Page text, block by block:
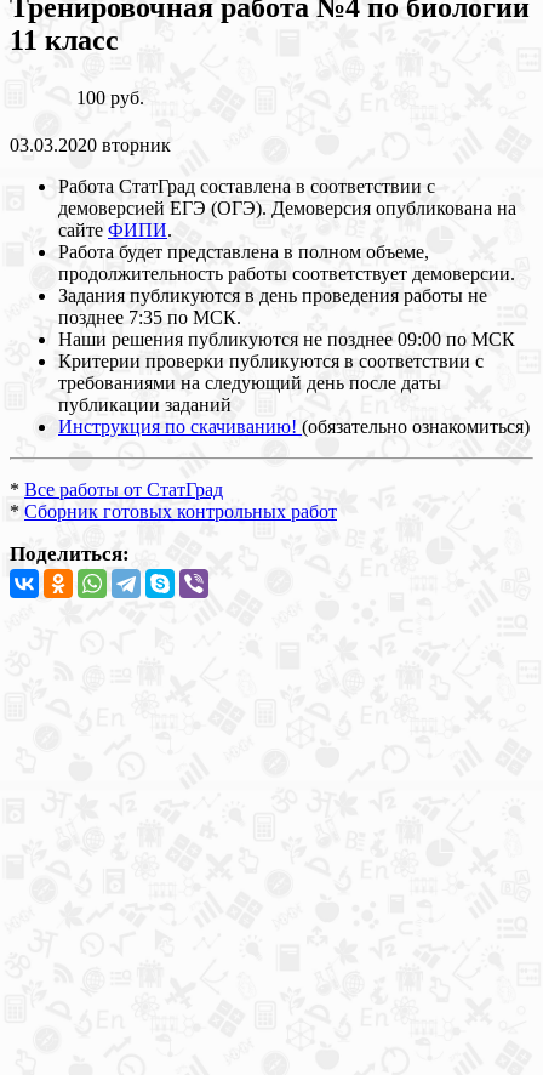
Тренировочная работа №4 по биологии
11 класс
100 руб.
03.03.2020 вторник
Работа СтатГрад составлена в соответствии с
демоверсией ЕГЭ (ОГЭ). Демоверсия опубликована на
сайте ФИПИ.
Работа будет представлена в полном объеме,
продолжительность работы соответствует демоверсии.
Задания публикуются в день проведения работы не
позднее 7:35 по МСК.
Наши решения публикуются не позднее 09:00 по МСК
Критерии проверки публикуются в соответствии с
требованиями на следующий день после даты
публикации заданий
Инструкция по скачиванию! (обязательно ознакомиться)
* Все работы от СтатГрад
* Сборник готовых контрольных работ
Поделиться: